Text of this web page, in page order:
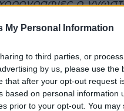
My Personal Information
to third parties, or
by us, please use the
that after your opt-out request
based on personal information
prior to your opt-out. You
ο
οι Κώστας Καζάκος,
Καραμπέτη και
ηθοποιών σε
μουσικά
όπου ο Ντασέν